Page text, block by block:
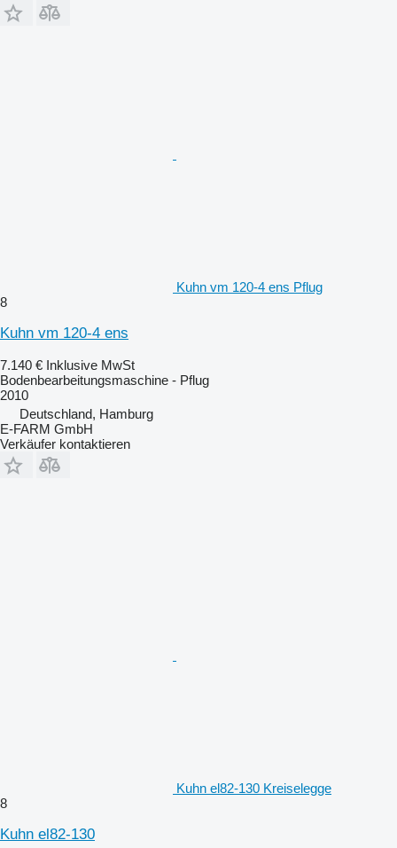
Kuhn vm 120-4 ens Pflug
8
Kuhn vm 120-4 ens
7.140 € Inklusive MwSt
Bodenbearbeitungsmaschine - Pflug
2010
Deutschland, Hamburg
E-FARM GmbH
Verkäufer kontaktieren
Kuhn el82-130 Kreiselegge
8
Kuhn el82-130